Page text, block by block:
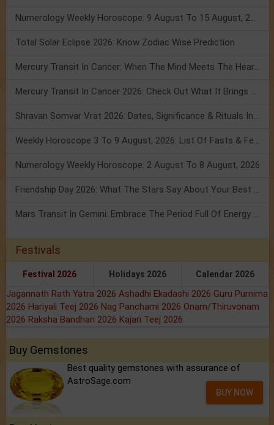
Numerology Weekly Horoscope: 9 August To 15 August, 2026
Total Solar Eclipse 2026: Know Zodiac Wise Prediction
Mercury Transit In Cancer: When The Mind Meets The Heart!
Mercury Transit In Cancer 2026: Check Out What It Brings For You
Shravan Somvar Vrat 2026: Dates, Significance & Rituals In August
Weekly Horoscope 3 To 9 August, 2026: List Of Fasts & Festivals
Numerology Weekly Horoscope: 2 August To 8 August, 2026
Friendship Day 2026: What The Stars Say About Your Best Friend!
Mars Transit In Gemini: Embrace The Period Full Of Energy & Intelligence
Festivals
Festival 2026 Holidays 2026 Calendar 2026
Jagannath Rath Yatra 2026 Ashadhi Ekadashi 2026 Guru Purnima
2026 Hariyali Teej 2026 Nag Panchami 2026 Onam/Thiruvonam
2026 Raksha Bandhan 2026 Kajari Teej 2026
Buy Gemstones
Best quality gemstones with assurance of
AstroSage.com
BUY NOW